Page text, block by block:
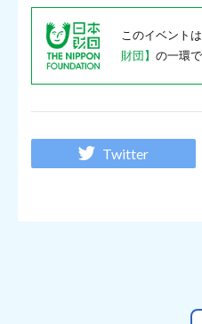
このイベント
財団】 の一環
Twitter